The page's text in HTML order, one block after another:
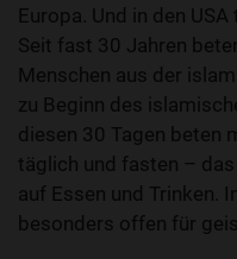
Europa. Und in den
Seit fast 30 Jahren
Menschen aus der
zu Beginn des
diesen 30 Tagen beten
täglich und fasten –
auf Essen und Trinken.
besonders offen für